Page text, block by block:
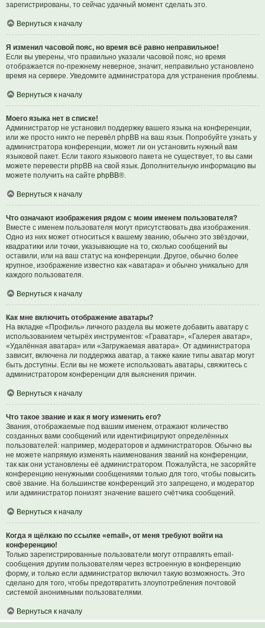
зарегистрированы, то сейчас удачный момент сделать это.
Вернуться к началу
Я изменил часовой пояс, но время всё равно неправильное!
Если вы уверены, что правильно указали часовой пояс, но время
отображается по-прежнему неверное, значит, неправильно установлено
время на сервере. Уведомите администратора для устранения проблемы.
Вернуться к началу
Моего языка нет в списке!
Администратор не установил поддержку вашего языка на конференции,
или же просто никто не перевёл phpBB на ваш язык. Попробуйте узнать у
администратора конференции, может ли он установить нужный вам
языковой пакет. Если такого языкового пакета не существует, то вы сами
можете перевести phpBB на свой язык. Дополнительную информацию вы
можете получить на сайте phpBB®.
Вернуться к началу
Что означают изображения рядом с моим именем пользователя?
Вместе с именем пользователя могут присутствовать два изображения.
Одно из них может относиться к вашему званию, обычно это звёздочки,
квадратики или точки, указывающие на то, сколько сообщений вы
оставили, или на ваш статус на конференции. Другое, обычно более
крупное, изображение известно как «аватара» и обычно уникально для
каждого пользователя.
Вернуться к началу
Как мне включить отображение аватары?
На вкладке «Профиль» личного раздела вы можете добавить аватару с
использованием четырёх инструментов: «Граватар», «Галерея аватар»,
«Удалённая аватара» или «Загружаемая аватара». От администратора
зависит, включена ли поддержка аватар, а также какие типы аватар могут
быть доступны. Если вы не можете использовать аватары, свяжитесь с
администратором конференции для выяснения причин.
Вернуться к началу
Что такое звание и как я могу изменить его?
Звания, отображаемые под вашим именем, отражают количество
созданных вами сообщений или идентифицируют определённых
пользователей: например, модераторов и администраторов. Обычно вы
не можете напрямую изменять наименования званий на конференции,
так как они установлены её администратором. Пожалуйста, не засоряйте
конференцию ненужными сообщениями только для того, чтобы повысить
своё звание. На большинстве конференций это запрещено, и модератор
или администратор понизят значение вашего счётчика сообщений.
Вернуться к началу
Когда я щёлкаю по ссылке «email», от меня требуют войти на
конференцию!
Только зарегистрированные пользователи могут отправлять email-
сообщения другим пользователям через встроенную в конференцию
форму, и только если администратор включил такую возможность. Это
сделано для того, чтобы предотвратить злоупотребления почтовой
системой анонимными пользователями.
Вернуться к началу